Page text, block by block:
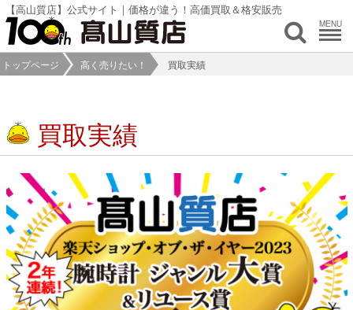
【高山質店】公式サイト｜価格が違う！高価買取＆格安販売
MENU
トップページ 高く売りたい！ 買取実績
買取実績